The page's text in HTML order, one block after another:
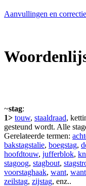
Aanvullingen en
~stag:
1> touw, staaldraad,
gesteund wordt. Alle
Gerelateerde termen:
bakstagstalie, boegstag,
hoofdtouw, jufferblok,
stagoog, stagbout,
voorstaghaak, want,
zeilstag, zijstag, enz..